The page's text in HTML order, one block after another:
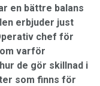
en bättre balans
erbjuder just
chef för
varför
de gör skillnad i
som finns för